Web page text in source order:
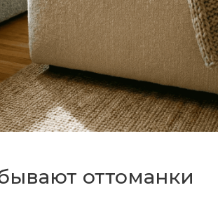
оттоманки